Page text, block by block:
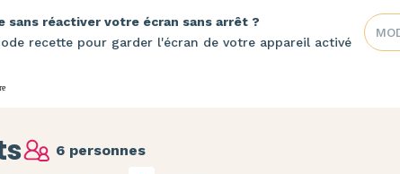
réactiver votre écran sans arrêt ?
recette pour garder l'écran de votre appareil activé
6 personnes